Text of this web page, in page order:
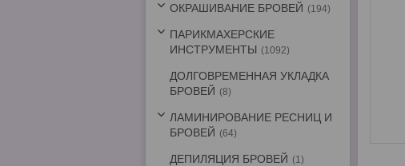
ОКРАШИВАНИЕ БРОВЕЙ 194
ПАРИКМАХЕРСКИЕ
ИНСТРУМЕНТЫ
1092
ДОЛГОВРЕМЕННАЯ УКЛАДКА
БРОВЕЙ
8
ЛАМИНИРОВАНИЕ РЕСНИЦ И
БРОВЕЙ
64
ДЕПИЛЯЦИЯ БРОВЕЙ 1